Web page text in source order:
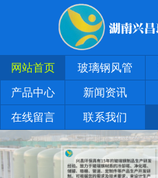
网站首页 玻璃钢风管
产品中心 新闻资讯
在线留言 联系我们